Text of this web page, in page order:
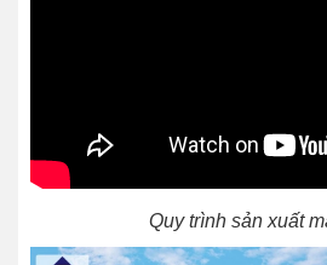
Quy trình sản xuất